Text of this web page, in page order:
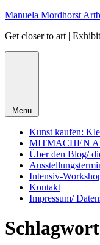
Skip
content
Manuela Mordhorst
Get closer to art |
Menu
Kunst kaufen:
MITMACHEN
Über den Blog/
Intensiv-
Kontakt
Impressum/